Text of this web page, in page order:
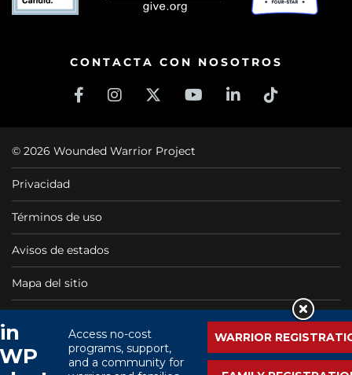
CONTACTA CON NOSOTROS
© 2026 Wounded Warrior Project
Privacidad
Términos de uso
Avisos de estados
Mapa del sitio
Wounded Warrior Project ® es una organización sin fines
de lucro 501(C)(3) libre de impuestos, CFC #11425